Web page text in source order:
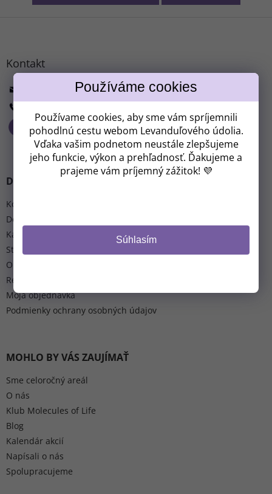
Používame cookies, aby sme vám spríjemnili
pohodlnú cestu webom Levanduľového údolia.
Vďaka vašim podnetom neustále zlepšujeme
jeho funkcie, výkon a prehľadnosť. Ďakujeme a
prajeme vám príjemný zážitok! 💜
Súhlasím
Kontakt
levanduloveudoli.cz
Dôležité informácie
Kontakt
Doprava a platba
Kalendár rezervácií
Storno podmínky pobytů
Obchodné podmienky
Reklamácia a vrátenie tovaru
Moja objednávka
Podmienky ochrany osobných údajov
MOHLO BY VÁS ZAUJÍMAŤ
Sme celoročný areál
O nás
Klub Molecules of Life
Blog
Kalendár akcií
Napísali o nás
Spolupracujeme